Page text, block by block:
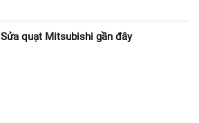
Sửa quạt Mitsubishi gần đây